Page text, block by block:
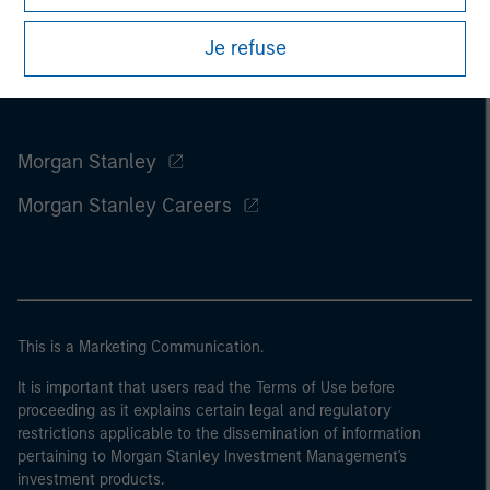
Je refuse
Morgan Stanley
Morgan Stanley Careers
This is a Marketing Communication.
It is important that users read the Terms of Use before
proceeding as it explains certain legal and regulatory
restrictions applicable to the dissemination of information
pertaining to Morgan Stanley Investment Management's
investment products.